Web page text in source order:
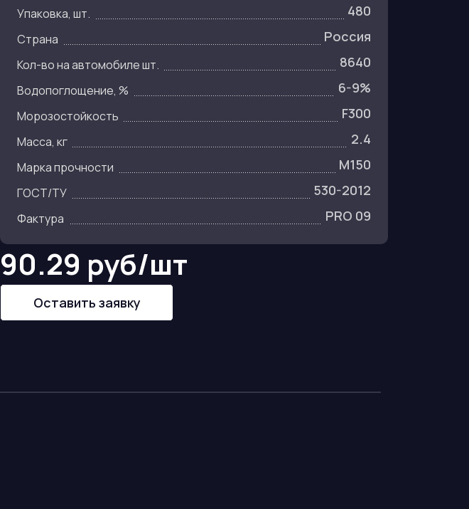
Упаковка, шт. 480
Страна Россия
Кол-во на автомобиле шт. 8640
Водопоглощение, % 6-9%
Морозостойкость F300
Масса, кг 2.4
Марка прочности M150
ГОСТ/ТУ 530-2012
Фактура PRO 09
90.29 руб/шт
Оставить заявку